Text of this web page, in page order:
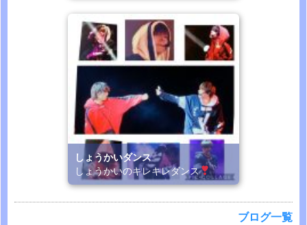
しょうかいダンス
しょうかいのキレキレダンス
ブログ一覧